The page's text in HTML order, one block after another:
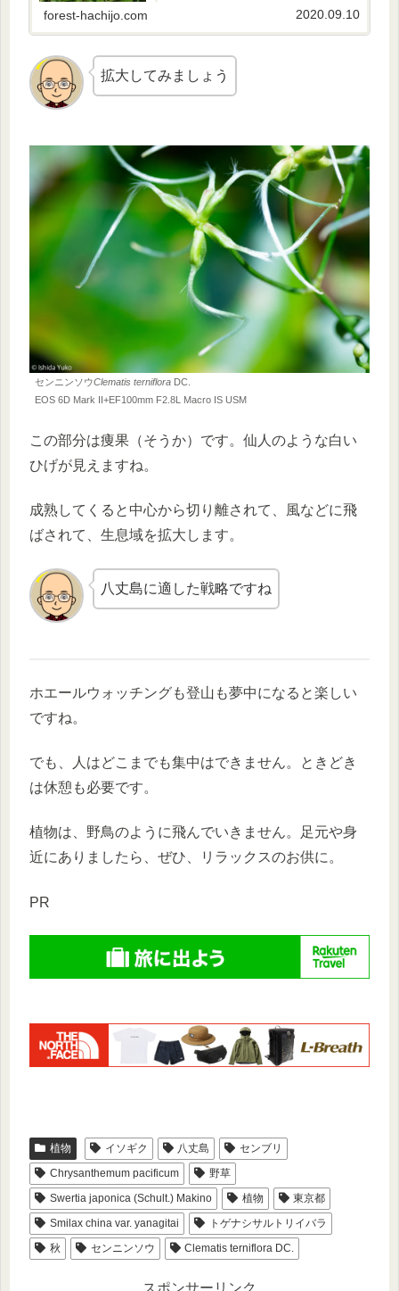
す。このような個体は、ヒメアリの大群に襲わ
れ、産卵のための栄養に使われます。
forest-hachijo.com 2020.09.10
拡大してみましょう
センニンソウClematis terniflora DC.
EOS 6D Mark II+EF100mm F2.8L Macro IS USM
この部分は痩果（そうか）です。仙人のような白い
ひげが見えますね。
成熟してくると中心から切り離されて、風などに飛
ばされて、生息域を拡大します。
八丈島に適した戦略ですね
ホエールウォッチングも登山も夢中になると楽しい
ですね。
でも、人はどこまでも集中はできません。ときどき
は休憩も必要です。
植物は、野鳥のように飛んでいきません。足元や身
近にありましたら、ぜひ、リラックスのお供に。
PR
植物 イソギク 八丈島
センブリ
Chrysanthemum pacificum
野草
Swertia japonica (Schult.) Makino
植物
東京都
Smilax china var. yanagitai
トゲナシサルトリイバラ
秋
センニンソウ Clematis terniflora DC.